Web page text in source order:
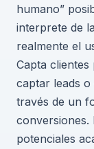
humano”
interprete de
realmente el
Capta
captar leads o
través de un
conversiones.
potenciales